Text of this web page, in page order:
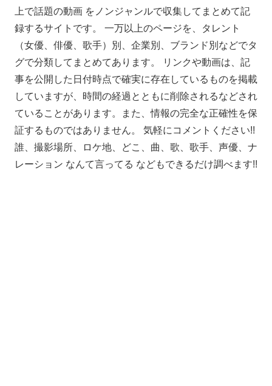
上で話題の動画 をノンジャンルで収集してまとめて記
録するサイトです。 一万以上のページを、タレント
（女優、俳優、歌手）別、企業別、ブランド別などでタ
グで分類してまとめてあります。 リンクや動画は、記
事を公開した日付時点で確実に存在しているものを掲載
していますが、時間の経過とともに削除されるなどされ
ていることがあります。また、情報の完全な正確性を保
証するものではありません。 気軽にコメントください!!
誰、撮影場所、ロケ地、どこ、曲、歌、歌手、声優、ナ
レーション なんて言ってる などもできるだけ調べます!!